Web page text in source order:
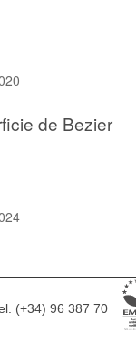
de Bezier
(+34) 96 387 70